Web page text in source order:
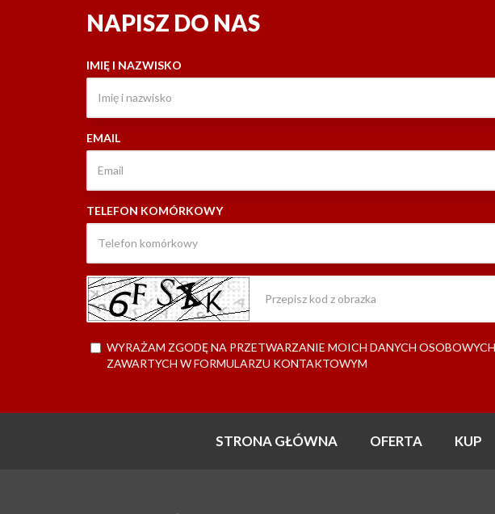
NAPISZ DO NAS
IMIĘ I NAZWISKO
EMAIL
TELEFON KOMÓRKOWY
WYRAŻAM ZGODĘ NA PRZETWARZANIE MOICH DANYCH OSOBOWYCH
ZAWARTYCH W FORMULARZU KONTAKTOWYM
STRONA GŁÓWNA OFERTA KUP